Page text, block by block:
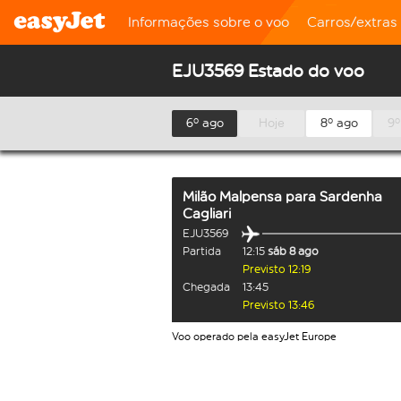
Informações sobre o voo Carros/extras
EJU3569 Estado do voo
6º ago Hoje 8º ago
Milão Malpensa para Sardenha
Cagliari
EJU3569
Partida
12:15 sáb 8 ago
Previsto 12:19
Chegada
13:45
Previsto 13:46
Voo operado pela easyJet Europe